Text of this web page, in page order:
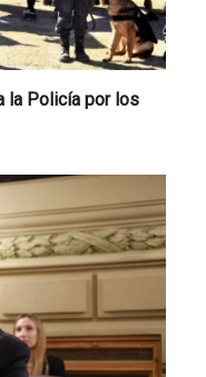
la Policía por los